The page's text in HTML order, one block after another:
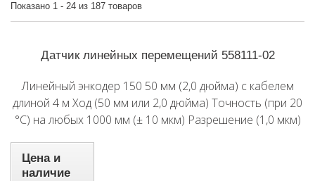
Показано 1 - 24 из 187 товаров
Датчик линейных перемещений 558111-02
Линейный энкодер 150 50 мм (2,0 дюйма) с кабелем
длиной 4 м Ход (50 мм или 2,0 дюйма) Точность (при 20
°C) на любых 1000 мм (± 10 мкм) Разрешение (1,0 мкм)
Цена и
наличие